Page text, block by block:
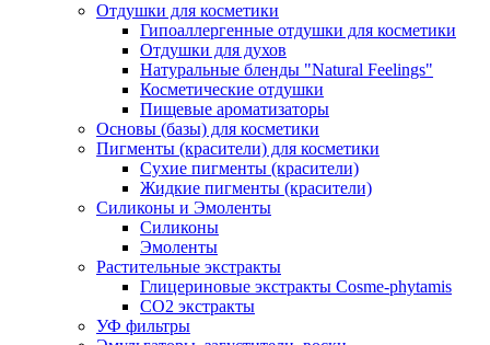
Отдушки для косметики
Гипоаллергенные отдушки для косметики
Отдушки для духов
Натуральные бленды "Natural Feelings"
Косметические отдушки
Пищевые ароматизаторы
Основы (базы) для косметики
Пигменты (красители) для косметики
Сухие пигменты (красители)
Жидкие пигменты (красители)
Силиконы и Эмоленты
Силиконы
Эмоленты
Растительные экстракты
Глицериновые экстракты Cosme-phytamis
СО2 экстракты
УФ фильтры